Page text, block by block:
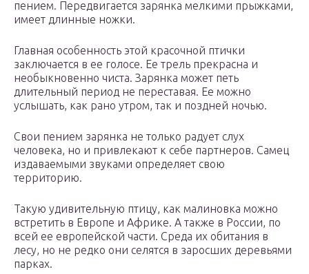
пением. Передвигается зарянка мелкими прыжками,
имеет длинные ножки.
Главная особенность этой красочной птички
заключается в ее голосе. Ее трель прекрасна и
необыкновенно чиста. Зарянка может петь
длительный период не переставая. Ее можно
услышать, как рано утром, так и поздней ночью.
Свои пением зарянка не только радует слух
человека, но и привлекают к себе партнеров. Самец
издаваемыми звуками определяет свою
территорию.
Такую удивительную птицу, как малиновка можно
встретить в Европе и Африке. А также в России, по
всей ее европейской части. Среда их обитания в
лесу, но не редко они селятся в заросших деревьями
парках.